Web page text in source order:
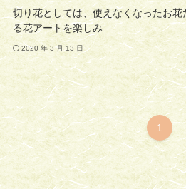
切り花としては、使えなくなったお
る花アートを楽しみ...
2020 年 3 月 13 日
1